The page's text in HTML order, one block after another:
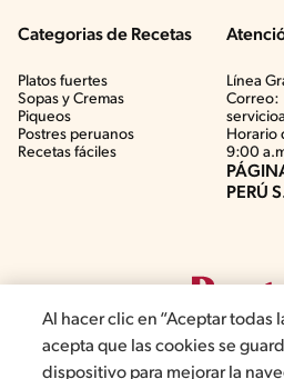
Categorias de Recetas
Platos fuertes
Sopas y Cremas
Piqueos
Postres peruanos
Recetas fáciles
Línea
Correo:
Horario
9:00
PERÚ
Al hacer clic en “Aceptar todas
acepta que las cookies se
dispositivo para mejorar la